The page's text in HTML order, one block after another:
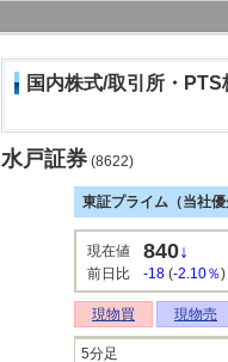
国内株式/取引所・PTS
水戸証券 (8622)
東証プライム（当社優
現在値 840↓
前日比 -18 (-2.10％)
現物買 現物売
5分足